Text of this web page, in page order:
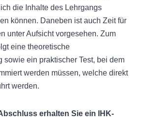
die Inhalte des Lehrgangs
können. Daneben ist auch Zeit für
unter Aufsicht vorgesehen. Zum
eine theoretische
sowie ein praktischer Test, bei dem
werden müssen, welche direkt
werden.
erhalten Sie ein IHK-